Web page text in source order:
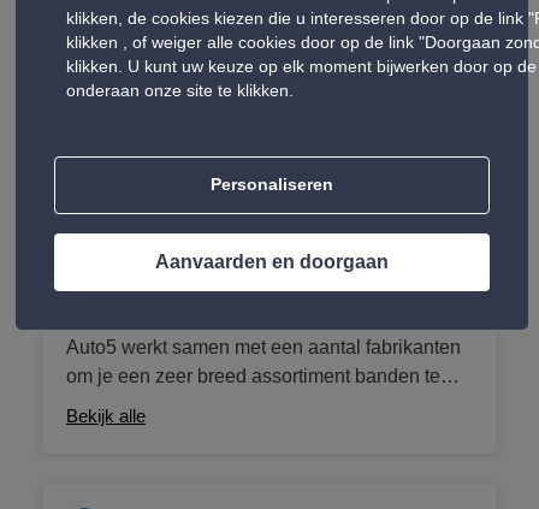
Producten in uw Auto 5 centra
Auto5 werkt samen met een aantal fabrikanten
om je een zeer breed assortiment banden te
kunnen bieden die passen bij jouw voertuig.
Bekijk alle
klikken, de cookies kiezen die u interesseren door op de link
klikken , of weiger alle cookies door op de link "Doorgaan
klikken. U kunt uw keuze op elk moment bijwerken door op
onderaan onze site te klikken.
Personaliseren
Aanvaarden en doorgaan